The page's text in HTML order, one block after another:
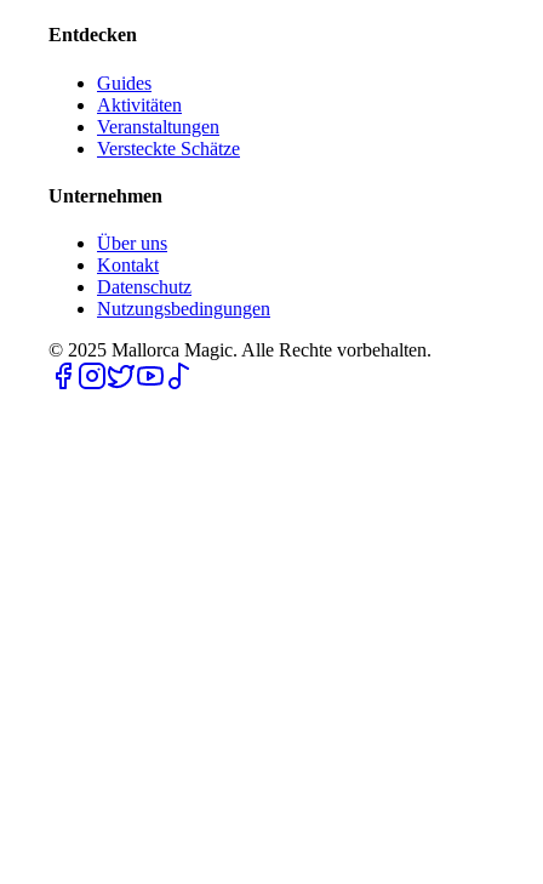
Entdecken
Guides
Aktivitäten
Veranstaltungen
Versteckte Schätze
Unternehmen
Über uns
Kontakt
Datenschutz
Nutzungsbedingungen
© 2025 Mallorca Magic. Alle Rechte vorbehalten.